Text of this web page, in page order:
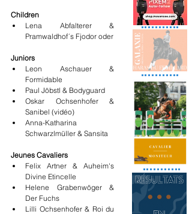
Children
Lena Abfalterer &
Juniors
Leon Aschauer &
Formidable
Paul Jöbstl & Bodyguard
Oskar Ochsenhofer &
Sanibel (vidéo)
Anna-Katharina
Schwarzlmüller & Sansita
Jeunes Cavaliers
Felix Artner & Auheim's
Divine Etincelle
Helene Grabenwöger &
Der Fuchs
Lilli Ochsenhofer & Roi du